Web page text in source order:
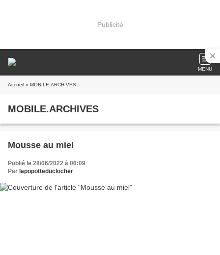
Publicité
MENU
Accueil » MOBILE.ARCHIVES
MOBILE.ARCHIVES
Mousse au miel
Publié le 28/06/2022 à 06:09
Par lapopotteduclocher